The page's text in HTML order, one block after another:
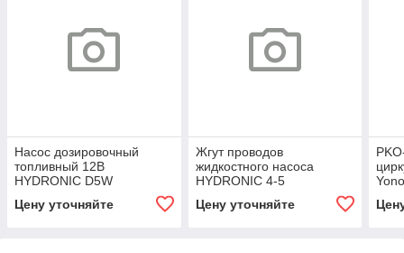
Насос дозировочный
топливный 12В
HYDRONIC D5W
Цену уточняйте
Жгут проводов
жидкостного насоса
HYDRONIC 4-5
Цену уточняйте